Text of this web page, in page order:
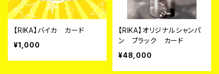
【RIKA】バイカ カード
¥1,000
【RIKA】オリジナルシャンパ
ン ブラック カード
¥48,000